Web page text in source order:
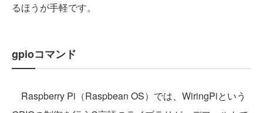
るほうが手軽です。
gpioコマンド
Raspberry Pi（Raspbean OS）では、WiringPiという